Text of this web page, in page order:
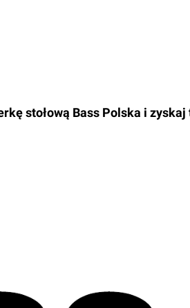
stołową Bass Polska i zyskaj